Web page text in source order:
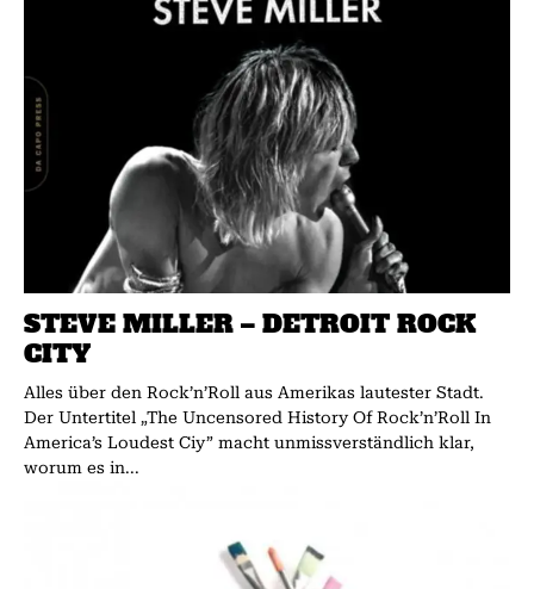
STEVE MILLER – DETROIT ROCK
CITY
Alles über den Rock’n’Roll aus Amerikas lautester Stadt.
Der Untertitel „The Uncensored History Of Rock’n’Roll In
America’s Loudest Ciy” macht unmissverständlich klar,
worum es in...